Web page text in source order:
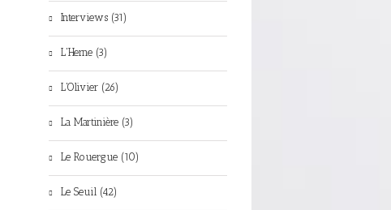
Interviews (31)
L'Herne (3)
L'Olivier (26)
La Martinière (3)
Le Rouergue (10)
Le Seuil (42)